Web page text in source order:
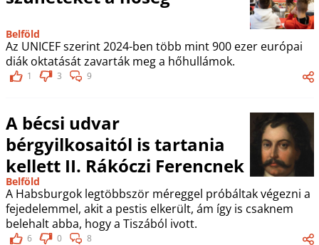
Belföld
Az UNICEF szerint 2024-ben több mint 900 ezer európai
diák oktatását zavarták meg a hőhullámok.
1 3 9
A bécsi udvar
bérgyilkosaitól is tartania
kellett II. Rákóczi Ferencnek
Belföld
A Habsburgok legtöbbször méreggel próbáltak végezni a
fejedelemmel, akit a pestis elkerült, ám így is csaknem
belehalt abba, hogy a Tiszából ivott.
6 0 8